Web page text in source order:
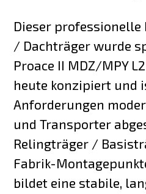
Dieser professionelle
/ Dachträger wurde
Proace II MDZ/MPY
heute konzipiert und
Anforderungen
und Transporter
Relingträger /
Fabrik-
bildet eine stabile,